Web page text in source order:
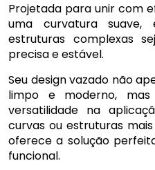
Projetada para unir com
uma curvatura
estruturas complexas
precisa e estável.
Seu design vazado não
limpo e moderno,
versatilidade na
curvas ou estruturas
oferece a solução
funcional.